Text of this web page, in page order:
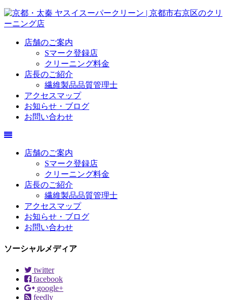
店舗のご案内
Sマーク登録店
クリーニング料金
店長のご紹介
繊維製品品質管理士
アクセスマップ
お知らせ・ブログ
お問い合わせ
店舗のご案内
Sマーク登録店
クリーニング料金
店長のご紹介
繊維製品品質管理士
アクセスマップ
お知らせ・ブログ
お問い合わせ
ソーシャルメディア
twitter
facebook
google+
feedly